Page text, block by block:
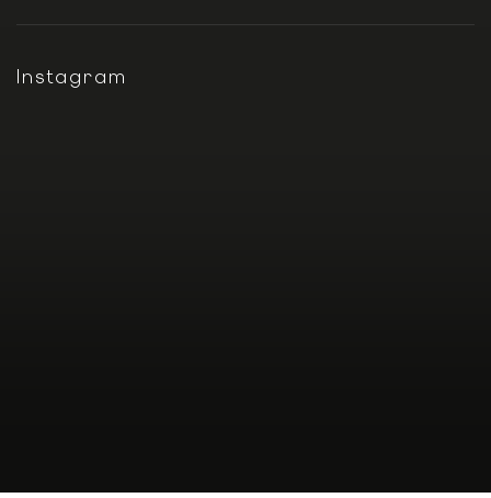
Instagram